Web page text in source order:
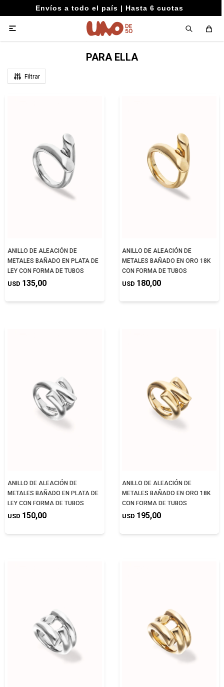
Envíos a todo el país | Hasta 6 cuotas

PARA ELLA
ANILLO DE ALEACIÓN DE
METALES BAÑADO EN PLATA DE
LEY CON FORMA DE TUBOS
USD 135,00
ANILLO DE ALEACIÓN DE
METALES BAÑADO EN ORO 18K
CON FORMA DE TUBOS
USD 180,00
ANILLO DE ALEACIÓN DE
METALES BAÑADO EN PLATA DE
LEY CON FORMA DE TUBOS
USD 150,00
ANILLO DE ALEACIÓN DE
METALES BAÑADO EN ORO 18K
CON FORMA DE TUBOS
USD 195,00